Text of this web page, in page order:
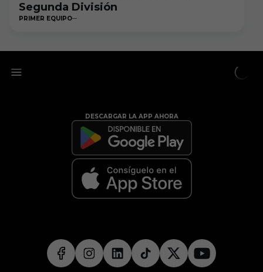
Segunda División
PRIMER EQUIPO
DESCARGAR LA APP AHORA